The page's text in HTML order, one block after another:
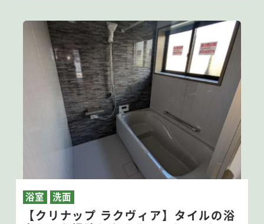
浴室 洗面
【クリナップ ラクヴィア】タイルの浴